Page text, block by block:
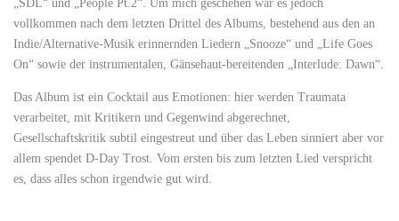
„SDL“ und „People Pt.2“. Um mich geschehen war es jedoch
vollkommen nach dem letzten Drittel des Albums, bestehend aus den an
Indie/Alternative-Musik erinnernden Liedern „Snooze“ und „Life Goes
On“ sowie der instrumentalen, Gänsehaut-bereitenden „Interlude: Dawn“.
Das Album ist ein Cocktail aus Emotionen: hier werden Traumata
verarbeitet, mit Kritikern und Gegenwind abgerechnet,
Gesellschaftskritik subtil eingestreut und über das Leben sinniert aber vor
allem spendet D-Day Trost. Vom ersten bis zum letzten Lied verspricht
es, dass alles schon irgendwie gut wird.